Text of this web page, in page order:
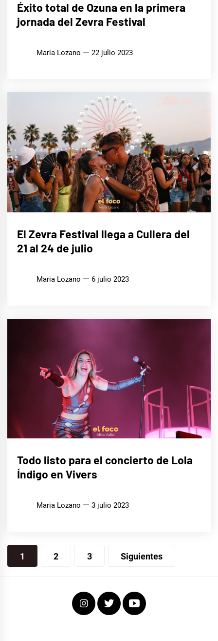
Éxito total de Ozuna en la primera
jornada del Zevra Festival
Maria Lozano 22 julio 2023
El Zevra Festival llega a Cullera del
21 al 24 de julio
Maria Lozano 6 julio 2023
Todo listo para el concierto de Lola
Índigo en Vivers
Maria Lozano 3 julio 2023
Navegación
de
1 2 3 Siguientes
InstagramTwitterYoutube